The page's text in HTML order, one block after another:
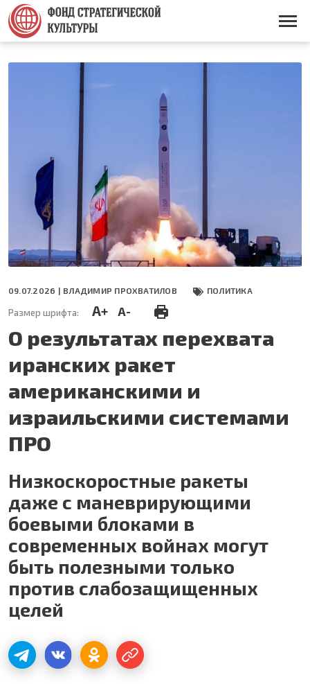
Перейти
основному
содержанию
Основная
09.07.2026 | ВЛАДИМИР ПРОХВАТИЛОВ ПОЛИТИКА
Размер шрифта: A+ A-
О результатах перехвата
иранских ракет
американскими и
израильскими системами
ПРО
Низкоскоростные ракеты
даже с маневрирующими
боевыми блоками в
современных войнах могут
быть полезными только
против слабозащищенных
целей